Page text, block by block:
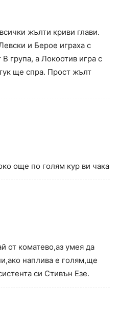
жълти криви глави.
и Берое играха с
група, а Локоотив игра с
ще спра. Прост жълт
още по голям кур ви чака
от коматево,аз умея да
наплива е голям,ще
си Стивън Езе.